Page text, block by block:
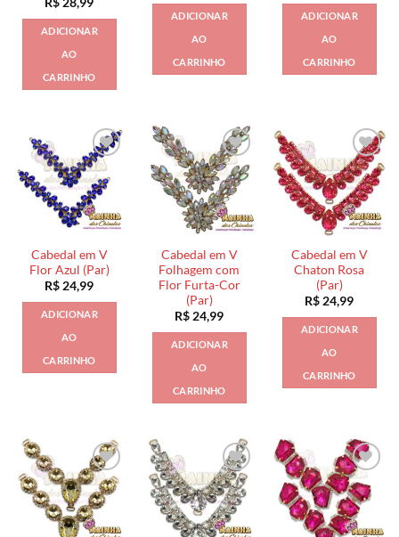
ADICIONAR
AO
CARRINHO
ADICIONAR
AO
CARRINHO
ADICIONAR
AO
CARRINHO
Cabedal em V
Flor Azul (Par)
R$24,99
ADICIONAR
AO
CARRINHO
Cabedal em V
Folhagem com
Flor Furta-Cor
(Par)
R$24,99
ADICIONAR
AO
CARRINHO
Cabedal em V
Chaton Rosa
(Par)
R$24,99
ADICIONAR
AO
CARRINHO